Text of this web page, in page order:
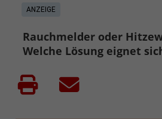
ANZEIGE
Rauchmelder oder
Welche Lösung eignet